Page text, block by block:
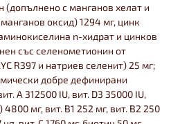
(допълнено с манганов хелат и
оксид) 1294 мг, цинк
n-хидрат и цинков
със селенометионин от
R397 и натриев селенит) 25 мг;
добре дефинирани
А 312500 IU, вит. D3 35000 IU,
мг, вит. B1 252 мг, вит. B2 250